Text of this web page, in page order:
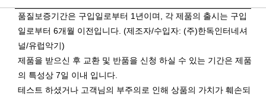
품질보증기간은 구입일로부터 1년이며, 각 제품의 출시는 구입
일로부터 6개월 이전입니다. (제조자/수입자: (주)한독인터네셔
널/유럽악기)
제품을 받으신 후 교환 및 반품을 신청 하실 수 있는 기간은 제품
의 특성상 7일 이내 입니다.
테스트 하셨거나 고객님의 부주의로 인해 상품의 가치가 훼손되